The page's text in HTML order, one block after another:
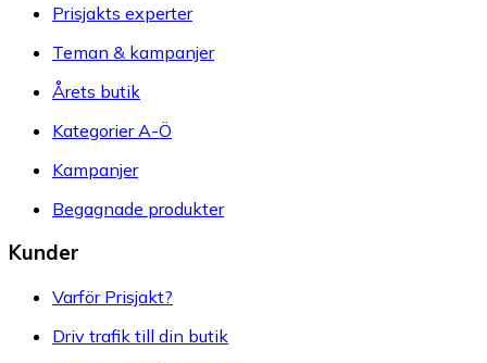
Prisjakts experter
Teman & kampanjer
Årets butik
Kategorier A-Ö
Kampanjer
Begagnade produkter
Kunder
Varför Prisjakt?
Driv trafik till din butik